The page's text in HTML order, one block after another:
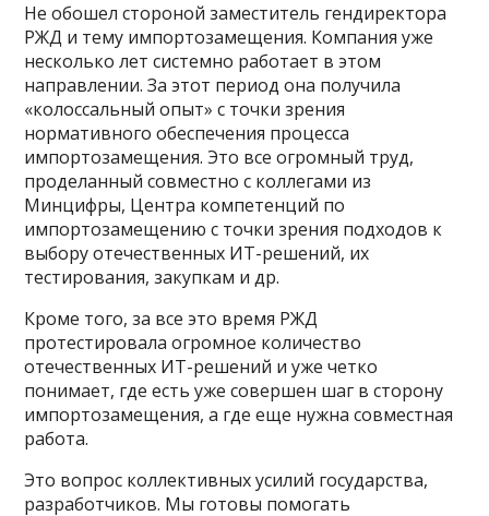
Не обошел стороной заместитель гендиректора
РЖД и тему импортозамещения. Компания уже
несколько лет системно работает в этом
направлении. За этот период она получила
«колоссальный опыт» с точки зрения
нормативного обеспечения процесса
импортозамещения. Это все огромный труд,
проделанный совместно с коллегами из
Минцифры, Центра компетенций по
импортозамещению с точки зрения подходов к
выбору отечественных ИТ-решений, их
тестирования, закупкам и др.
Кроме того, за все это время РЖД
протестировала огромное количество
отечественных ИТ-решений и уже четко
понимает, где есть уже совершен шаг в сторону
импортозамещения, а где еще нужна совместная
работа.
Это вопрос коллективных усилий государства,
разработчиков. Мы готовы помогать